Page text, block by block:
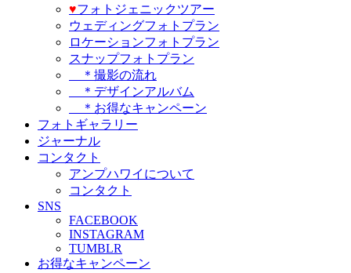
♥️フォトジェニックツアー
ウェディングフォトプラン
ロケーションフォトプラン
スナップフォトプラン
＊撮影の流れ
＊デザインアルバム
＊お得なキャンペーン
フォトギャラリー
ジャーナル
コンタクト
アンプハワイについて
コンタクト
SNS
FACEBOOK
INSTAGRAM
TUMBLR
お得なキャンペーン